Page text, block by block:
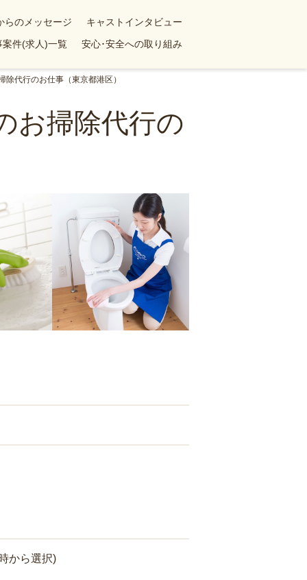
らのメッセージ
キャストインタビュー
案件(求人)一覧 安心･安全への取り組み
代行のお仕事（東京都港区）
お掃除代行の
から選択)